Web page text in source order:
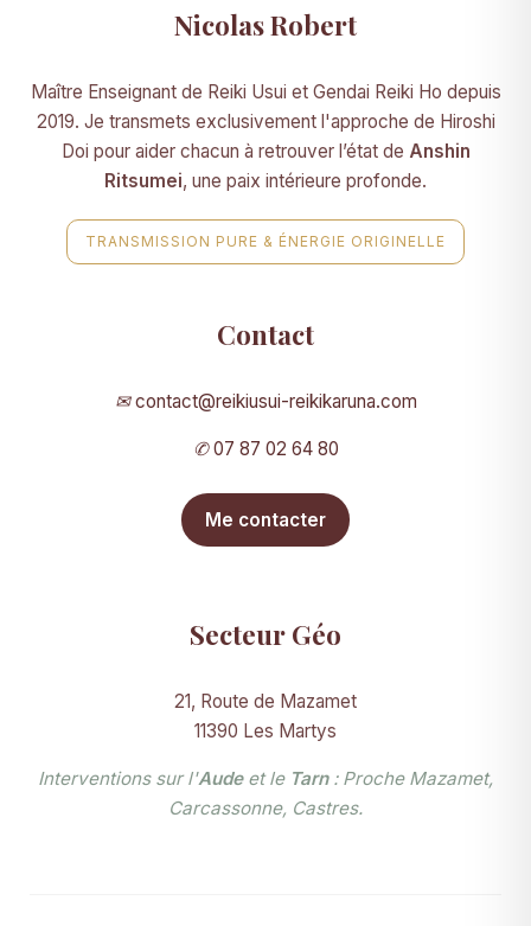
Nicolas Robert
Maître Enseignant de Reiki Usui et Gendai Reiki Ho depuis
2019. Je transmets exclusivement l'approche de Hiroshi
Doi pour aider chacun à retrouver l’état de Anshin
Ritsumei, une paix intérieure profonde.
TRANSMISSION PURE & ÉNERGIE ORIGINELLE
Contact
✉ contact@reikiusui-reikikaruna.com
✆ 07 87 02 64 80
Me contacter
Secteur Géo
21, Route de Mazamet
11390 Les Martys
Interventions sur l'Audeet le Tarn: Proche Mazamet,
Carcassonne, Castres.